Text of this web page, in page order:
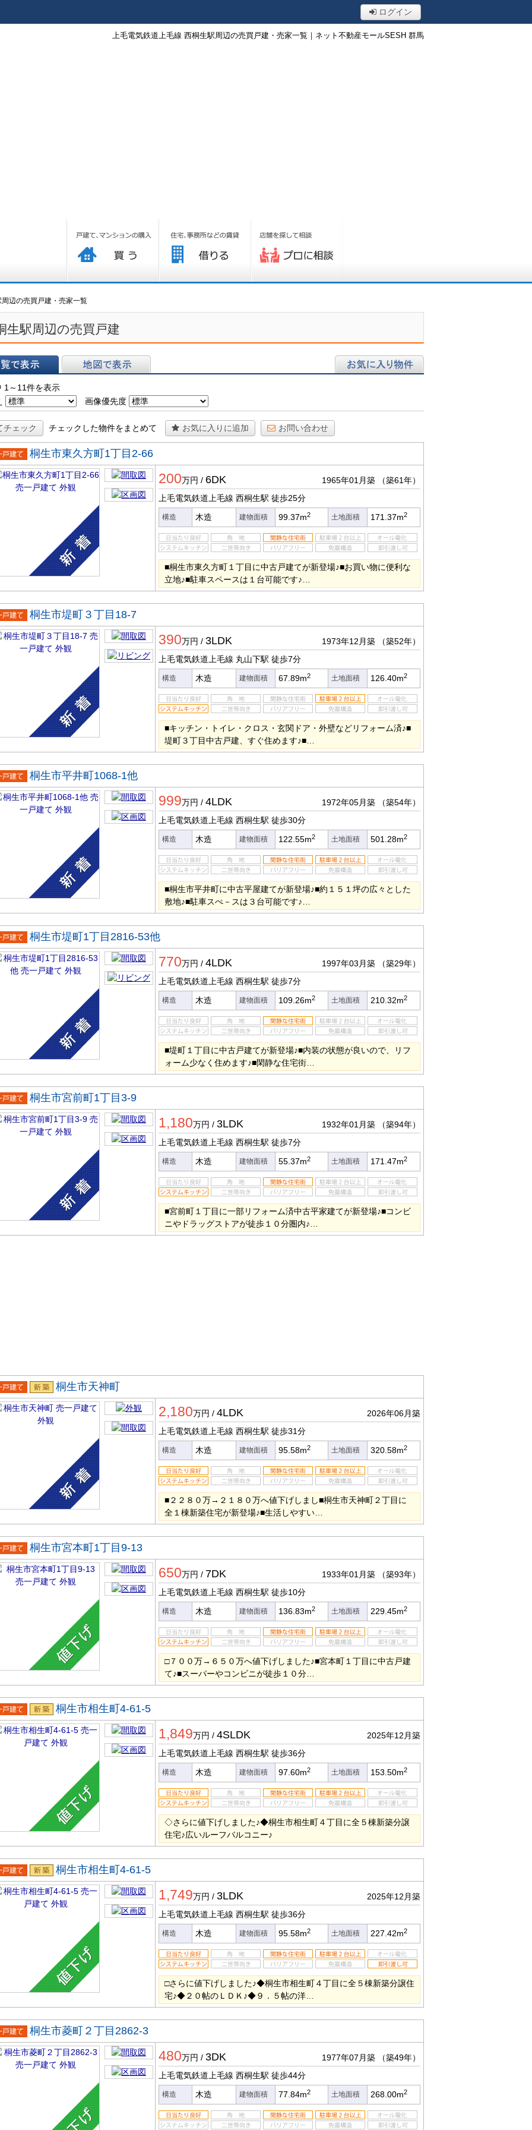
ログイン
上毛電気鉄道上毛線 西桐生駅周辺の売買戸建・売家一覧｜ネット不動産モールSESH 群馬
辺の売買戸建・売家一覧
生駅周辺の売買戸建
1～11件を表示
画像優先度
チェック チェックした物件をまとめて お気に入りに追加 お問い合わせ
戸建
桐生市東久方町1丁目2-66
200万円 / 6DK 1965年01月築
（築61年）
上毛電気鉄道上毛線 西桐生駅 徒歩25分
構造 木造 建物面積 99.37m2 土地面積 171.37m2
■桐生市東久方町１丁目に中古戸建てが新登場♪■お買い物に便利な
立地♪■駐車スペースは１台可能です♪…
戸建
桐生市堤町３丁目18-7
390万円 / 3LDK 1973年12月築
（築52年）
上毛電気鉄道上毛線 丸山下駅 徒歩7分
構造 木造 建物面積 67.89m2 土地面積 126.40m2
■キッチン・トイレ・クロス・玄関ドア・外壁などリフォーム済♪■
堤町３丁目中古戸建、すぐ住めます♪■…
戸建
桐生市平井町1068-1他
999万円 / 4LDK 1972年05月築
（築54年）
上毛電気鉄道上毛線 西桐生駅 徒歩30分
構造 木造 建物面積 122.55m2 土地面積 501.28m2
■桐生市平井町に中古平屋建てが新登場♪■約１５１坪の広々とした
敷地♪■駐車スぺ－スは３台可能です♪…
戸建
桐生市堤町1丁目2816-53他
770万円 / 4LDK 1997年03月築
（築29年）
上毛電気鉄道上毛線 西桐生駅 徒歩7分
構造 木造 建物面積 109.26m2 土地面積 210.32m2
■堤町１丁目に中古戸建てが新登場♪■内装の状態が良いので、リフ
ォーム少なく住めます♪■閑静な住宅街…
戸建
桐生市宮前町1丁目3-9
1,180万円 / 3LDK 1932年01月築
（築94年）
上毛電気鉄道上毛線 西桐生駅 徒歩7分
構造 木造 建物面積 55.37m2 土地面積 171.47m2
■宮前町１丁目に一部リフォーム済中古平家建てが新登場♪■コンビ
ニやドラッグストアが徒歩１０分圏内♪…
戸建 新築
桐生市天神町
2,180万円 / 4LDK
2026年06月築
上毛電気鉄道上毛線 西桐生駅 徒歩31分
構造 木造 建物面積 95.58m2 土地面積 320.58m2
■２２８０万→２１８０万へ値下げしまし■桐生市天神町２丁目に
全１棟新築住宅が新登場♪■生活しやすい…
戸建
桐生市宮本町1丁目9-13
650万円 / 7DK 1933年01月築
（築93年）
上毛電気鉄道上毛線 西桐生駅 徒歩10分
構造 木造 建物面積 136.83m2 土地面積 229.45m2
□７００万→６５０万へ値下げしました♪■宮本町１丁目に中古戸建
て♪■スーパーやコンビニが徒歩１０分…
戸建 新築
桐生市相生町4-61-5
1,849万円 / 4SLDK
2025年12月築
上毛電気鉄道上毛線 西桐生駅 徒歩36分
構造 木造 建物面積 97.60m2 土地面積 153.50m2
◇さらに値下げしました♪◆桐生市相生町４丁目に全５棟新築分譲
住宅♪広いルーフバルコニー♪
戸建 新築
桐生市相生町4-61-5
1,749万円 / 3LDK
2025年12月築
上毛電気鉄道上毛線 西桐生駅 徒歩36分
構造 木造 建物面積 95.58m2 土地面積 227.42m2
□さらに値下げしました♪◆桐生市相生町４丁目に全５棟新築分譲住
宅♪◆２０帖のＬＤＫ♪◆９．５帖の洋…
戸建
桐生市菱町２丁目2862-3
480万円 / 3DK 1977年07月築
（築49年）
上毛電気鉄道上毛線 西桐生駅 徒歩44分
構造 木造 建物面積 77.84m2 土地面積 268.00m2